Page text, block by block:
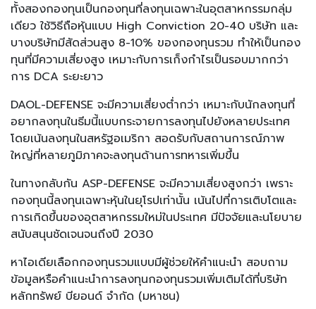
ทั้งสองกองทุนเป็นกองทุนที่ลงทุนเฉพาะในอุตสาหกรรมกลุ่ม
เดียว ใช้วิธีถือหุ้นแบบ High Conviction 20-40 บริษัท และ
บางบริษัทมีสัดส่วนสูง 8-10% ของกองทุนรวม ทำให้เป็นกอง
ทุนที่มีความเสี่ยงสูง เหมาะกับการเก็งกำไรเป็นรอบมากกว่า
การ DCA ระยะยาว
DAOL-DEFENSE จะมีความเสี่ยงต่ำกว่า เหมาะกับนักลงทุนที่
อยากลงทุนในธีมนี้แบบกระจายการลงทุนไปยังหลายประเทศ
โดยเน้นลงทุนในสหรัฐอเมริกา สอดรับกับสถานการณ์ภาพ
ใหญ่ที่หลายภูมิภาคจะลงทุนด้านการทหารเพิ่มขึ้น
ในทางกลับกัน ASP-DEFENSE จะมีความเสี่ยงสูงกว่า เพราะ
กองทุนนี้ลงทุนเฉพาะหุ้นในยุโรปเท่านั้น เน้นไปที่การเติบโตและ
การเกิดขึ้นของอุตสาหกรรมใหม่ในประเทศ มีปัจจัยและนโยบาย
สนับสนุนชัดเจนจนถึงปี 2030
หาไอเดียเลือกกองทุนรวมแบบมีผู้ช่วยให้คำแนะนำ สอบถาม
ข้อมูลหรือคำแนะนำการลงทุนกองทุนรวมเพิ่มเติมได้ที่บริษัท
หลักทรัพย์ บียอนด์ จำกัด (มหาชน)